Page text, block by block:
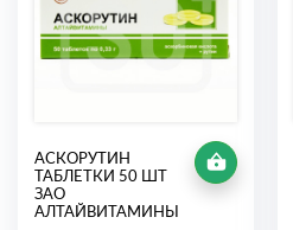
АСКОРУТИН
ТАБЛЕТКИ 50 ШТ
ЗАО
АЛТАЙВИТАМИНЫ